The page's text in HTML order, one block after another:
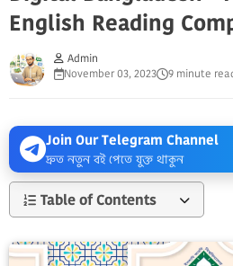
English Reading
Admin
November 03, 2023
9 minute
Join Our Telegram Channel
দ্রুত নতুন বই পেতে যুক্ত থাকুন
Table of Contents